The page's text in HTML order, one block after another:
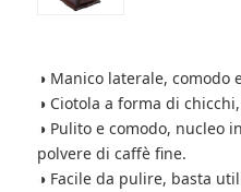
◑ Manico laterale,
◑ Ciotola a forma di
◑ Pulito e comodo, nucleo
polvere di caffè fine.
◑ Facile da pulire, basta